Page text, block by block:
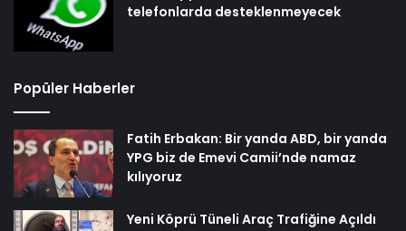
telefonlarda desteklenmeyecek
Popüler Haberler
Fatih Erbakan: Bir yanda ABD, bir yanda
YPG biz de Emevi Camii’nde namaz
kılıyoruz
Yeni Köprü Tüneli Araç Trafiğine Açıldı